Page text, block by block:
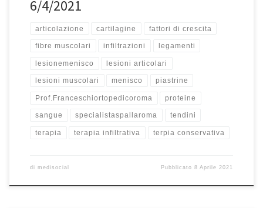
6/4/2021
articolazione cartilagine fattori di crescita
fibre muscolari infiltrazioni legamenti
lesionemenisco lesioni articolari
lesioni muscolari menisco piastrine
Prof.Franceschiortopedicoroma proteine
sangue specialistaspallaroma tendini
terapia terapia infiltrativa terpia conservativa
di medisocial Pubblicato8 Aprile 2021